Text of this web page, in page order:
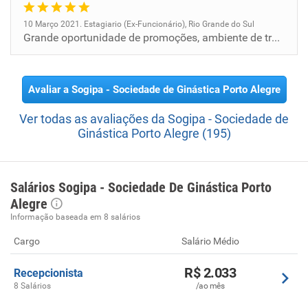
10 Março 2021. Estagiario (Ex-Funcionário), Rio Grande do Sul
Grande oportunidade de promoções, ambiente de trabalho excelente e muito saudável, colegas sempre se ajudando.
Avaliar a Sogipa - Sociedade de Ginástica Porto Alegre
Ver todas as avaliações da Sogipa - Sociedade de
Ginástica Porto Alegre (195)
Salários Sogipa - Sociedade De Ginástica Porto
Alegre
Informação baseada em 8 salários
Cargo Salário Médio
Recepcionista
8 Salários
R$ 2.033
/ao mês